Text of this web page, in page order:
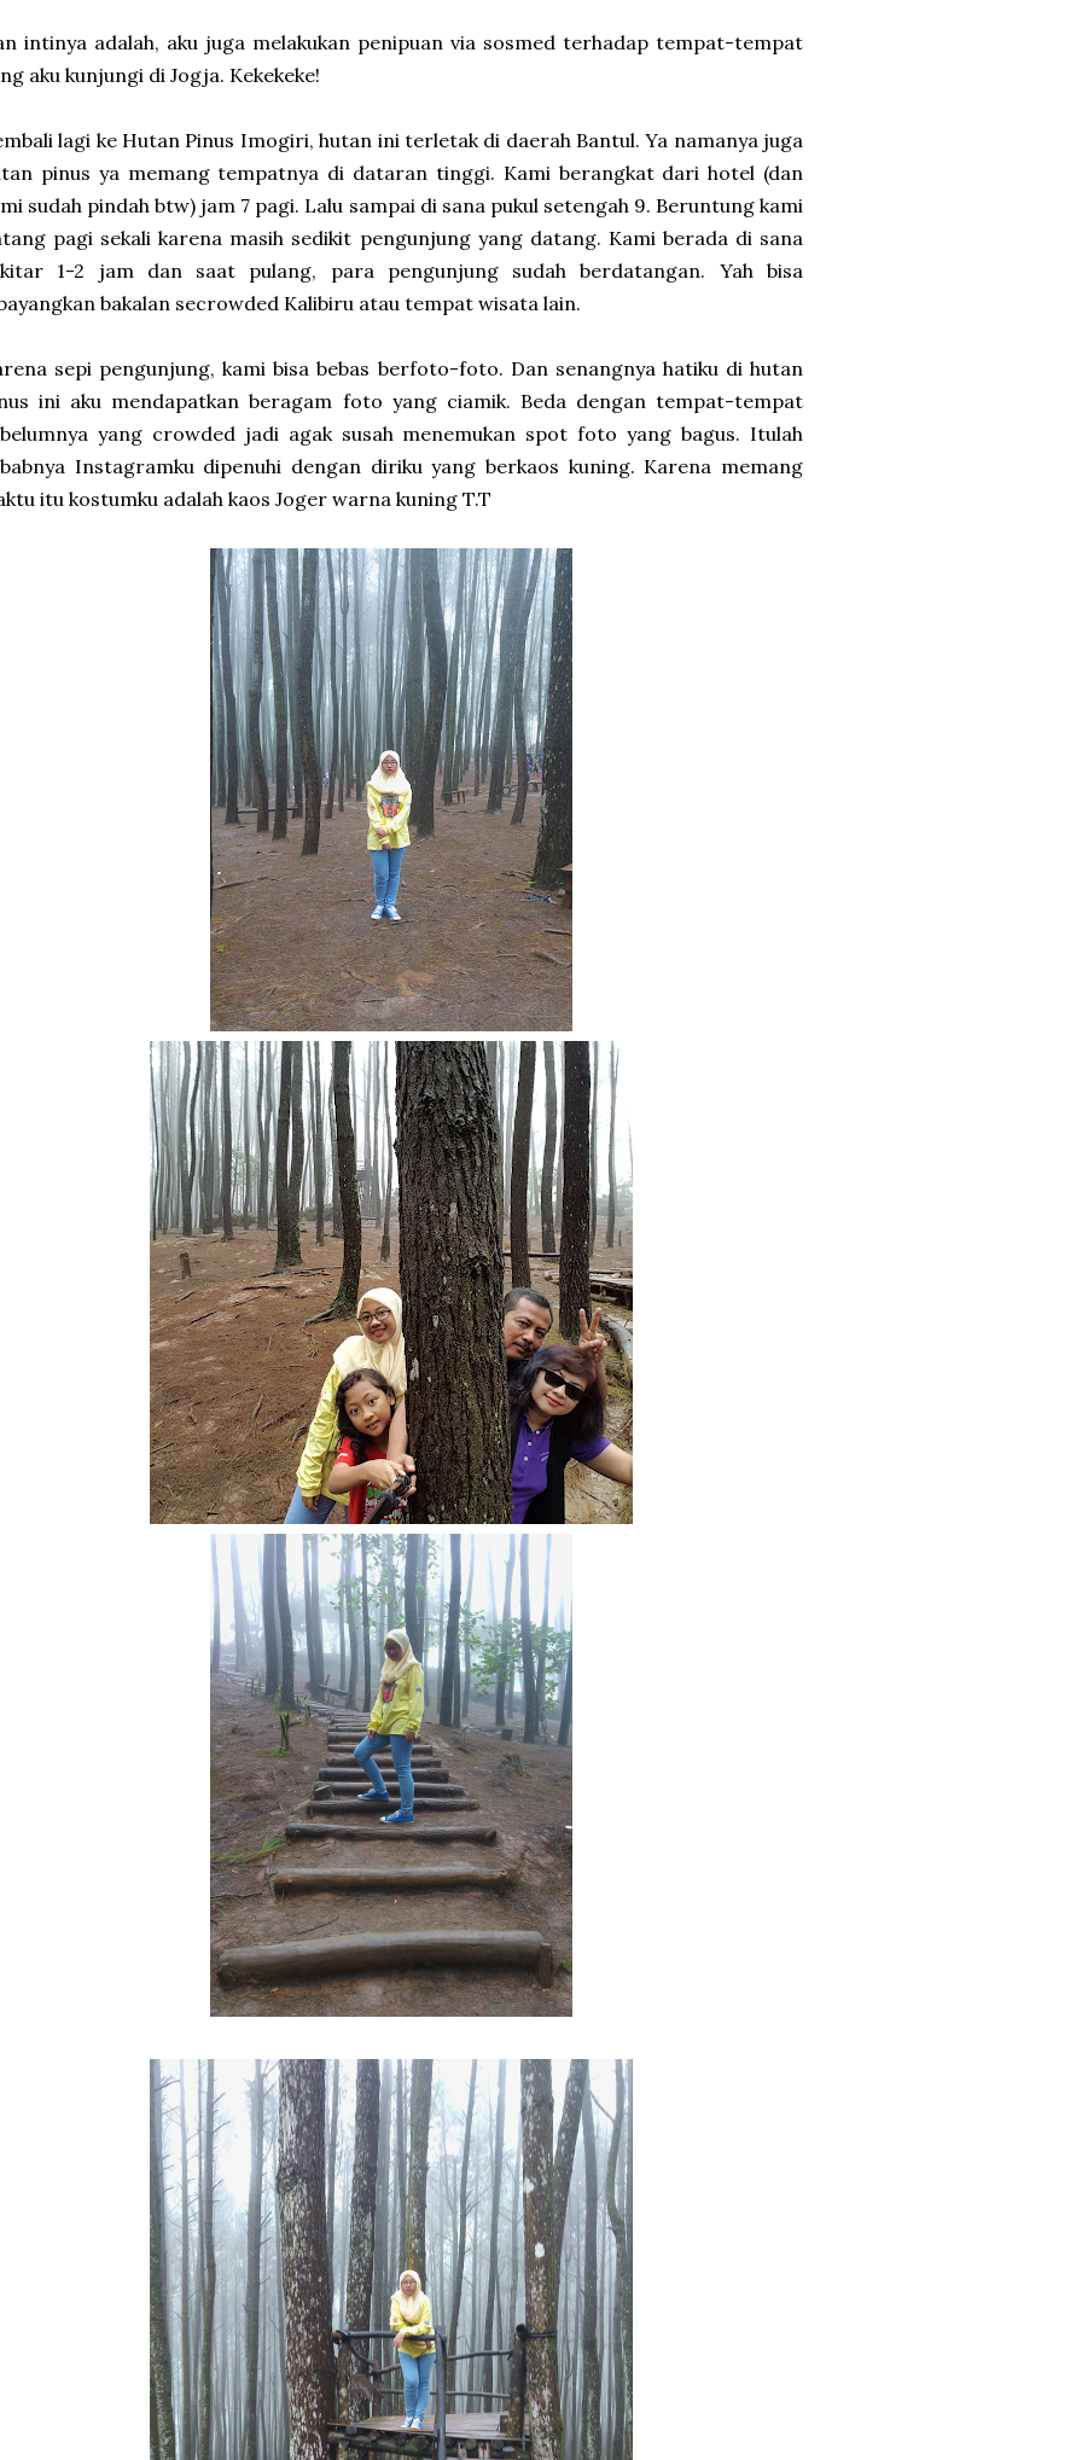
intinya adalah, aku juga melakukan penipuan via sosmed terhadap tempat-tempat
aku kunjungi di Jogja. Kekekeke!
lagi ke Hutan Pinus Imogiri, hutan ini terletak di daerah Bantul. Ya namanya juga
pinus ya memang tempatnya di dataran tinggi. Kami berangkat dari hotel (dan
sudah pindah btw) jam 7 pagi. Lalu sampai di sana pukul setengah 9. Beruntung kami
pagi sekali karena masih sedikit pengunjung yang datang. Kami berada di sana
1-2 jam dan saat pulang, para pengunjung sudah berdatangan. Yah bisa
bakalan secrowded Kalibiru atau tempat wisata lain.
sepi pengunjung, kami bisa bebas berfoto-foto. Dan senangnya hatiku di hutan
ini aku mendapatkan beragam foto yang ciamik. Beda dengan tempat-tempat
yang crowded jadi agak susah menemukan spot foto yang bagus. Itulah
Instagramku dipenuhi dengan diriku yang berkaos kuning. Karena memang
itu kostumku adalah kaos Joger warna kuning T.T